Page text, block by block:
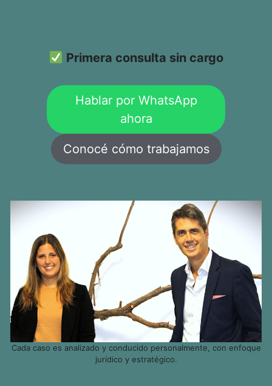
Primera consulta sin cargo
Hablar por WhatsApp
ahora
Conocé cómo trabajamos
Cada caso es analizado y conducido personalmente, con enfoque
jurídico y estratégico.